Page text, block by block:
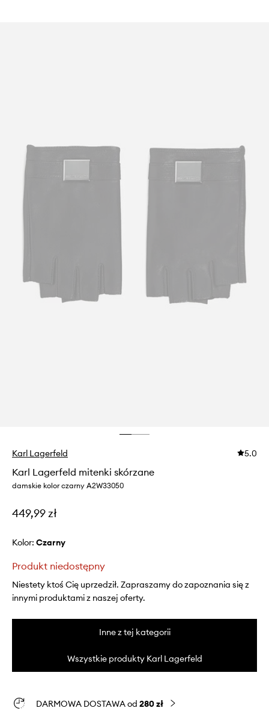
Karl Lagerfeld 5.0
Karl Lagerfeld mitenki skórzane
damskie kolor czarny A2W33050
449,99 zł
Kolor: czarny
Produkt niedostępny
Niestety ktoś Cię uprzedził. Zapraszamy do zapoznania się z
innymi produktami z naszej oferty.
Inne z tej kategorii
Wszystkie produkty Karl Lagerfeld
DARMOWA DOSTAWA od 280 zł